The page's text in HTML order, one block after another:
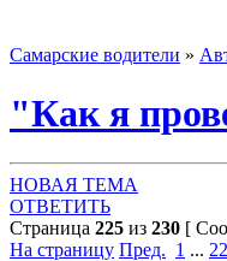
Самарские водители »
"Как я
НОВАЯ ТЕМА
ОТВЕТИТЬ
Страница 225 из 230 [
На страницу Пред. 1 ...